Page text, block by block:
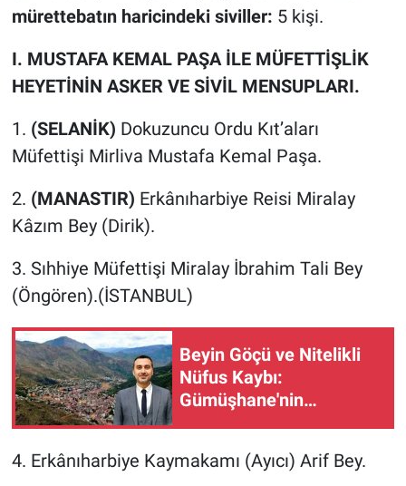
mürettebatın haricindeki siviller: 5 kişi.
I. MUSTAFA KEMAL PAŞA İLE MÜFETTİŞLİK
HEYETİNİN ASKER VE SİVİL MENSUPLARI.
1. (SELANİK) Dokuzuncu Ordu Kıt’aları
Müfettişi Mirliva Mustafa Kemal Paşa.
2. (MANASTIR) Erkânıharbiye Reisi Miralay
Kâzım Bey (Dirik).
3. Sıhhiye Müfettişi Miralay İbrahim Tali Bey
(Öngören).(İSTANBUL)
Beyin Göçü ve Nitelikli
Nüfus Kaybı:
Gümüşhane'nin
4. Erkânıharbiye Kaymakamı (Ayıcı) Arif Bey.